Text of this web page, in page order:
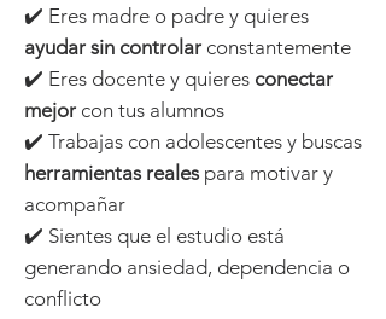
✔️ Eres madre o padre y quieres
ayudar sin controlar constantemente
✔️ Eres docente y quieres conectar
mejor con tus alumnos
✔️ Trabajas con adolescentes y buscas
herramientas reales para motivar y
acompañar
✔️ Sientes que el estudio está
generando ansiedad, dependencia o
conflicto